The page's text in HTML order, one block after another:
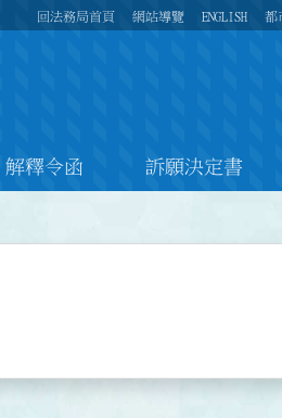
回法務局首頁 網站導覽 ENGLISH 都
解釋令函 訴願決定書